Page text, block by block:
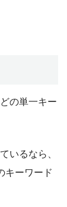
の単一キー
いるなら、
キーワード